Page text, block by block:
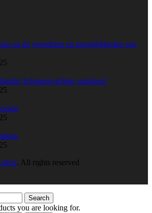
en de voordelen en mogelijkheden van
Schapenvachten vandaan?
. All rights reserved
Search
you are looking for.